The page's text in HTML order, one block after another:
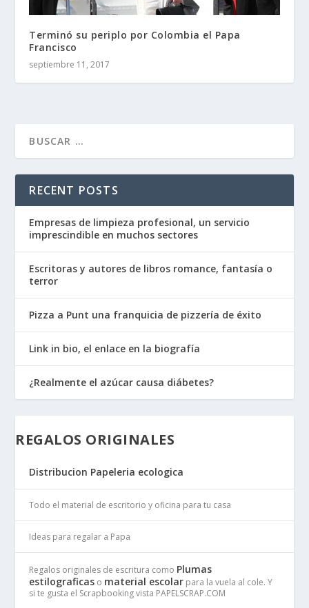
Terminó su periplo por Colombia el Papa
Francisco
septiembre 11, 2017
RECENT POSTS
Empresas de limpieza profesional, un servicio
imprescindible en muchos sectores
Escritoras y autores de libros romance, fantasía o
terror
Pizza a Punt una franquicia de pizzería de éxito
Link in bio, el enlace en la biografía
¿Realmente el azúcar causa diábetes?
REGALOS ORIGINALES
Distribucion Papeleria ecologica
Todo el material de escritorio y oficina para tu casa
Ideas para regalar a Papa
Regalos originales de escritura como Plumas
estilograficas o material escolar para la vuela al cole. Y
si te gusta el Scrapbooking vista PAPELSCRAP.COM